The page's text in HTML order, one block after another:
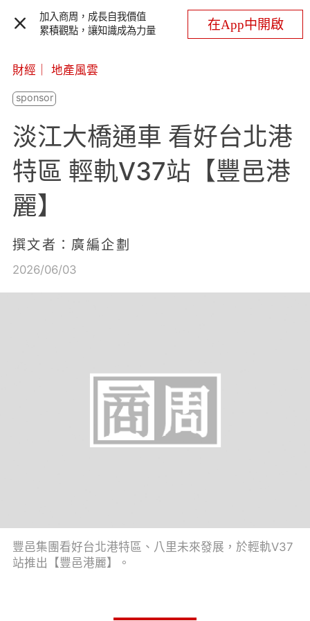
加入商周，成長自我價值
累積觀點，讓知識成為力量
在App中開啟
財經 地產風雲
淡江大橋通車 看好台北港
特區 輕軌V37站【豐邑港
麗】
撰文者：廣編企劃
2026/06/03
豐邑集團看好台北港特區、八里未來發展，於輕軌V37
站推出【豐邑港麗】。